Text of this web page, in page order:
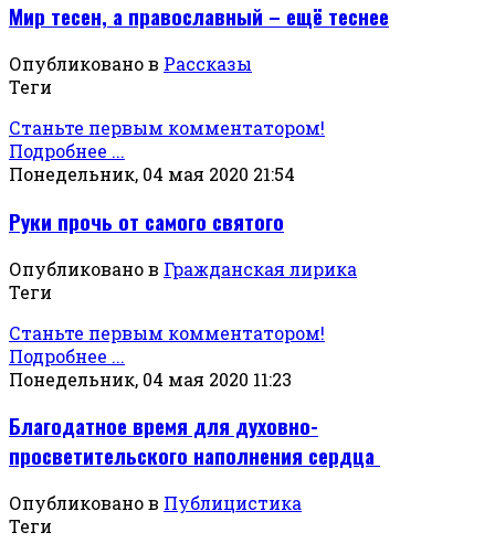
Мир тесен, а православный – ещё теснее
Опубликовано в Рассказы
Теги
Станьте первым комментатором!
Подробнее ...
Понедельник, 04 мая 2020 21:54
Руки прочь от самого святого
Опубликовано в Гражданская лирика
Теги
Станьте первым комментатором!
Подробнее ...
Понедельник, 04 мая 2020 11:23
Благодатное время для духовно-
просветительского наполнения сердца
Опубликовано в Публицистика
Теги